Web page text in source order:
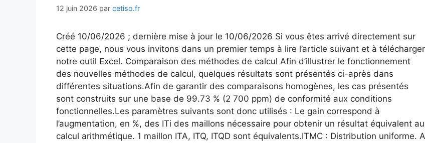
12 juin 2026 par cetiso.fr
Créé 10/06/2026 ; dernière mise à jour le 10/06/2026 Si vous êtes arrivé directement sur
cette page, nous vous invitons dans un premier temps à lire l’article suivant et à télécharger
notre outil Excel. Comparaison des méthodes de calcul Afin d’illustrer le fonctionnement
des nouvelles méthodes de calcul, quelques résultats sont présentés ci-après dans
différentes situations.Afin de garantir des comparaisons homogènes, les cas présentés
sont construits sur une base de 99.73 % (2 700 ppm) de conformité aux conditions
fonctionnelles.Les paramètres suivants sont donc utilisés : Le gain correspond à
l’augmentation, en %, des ITi des maillons nécessaire pour obtenir un résultat équivalent au
calcul arithmétique. 1 maillon ITA, ITQ, ITQD sont équivalents.ITMC : Distribution uniforme. A